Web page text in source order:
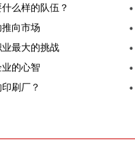
么样的队伍？
向市场
最大的挑战
的心智
刷厂？